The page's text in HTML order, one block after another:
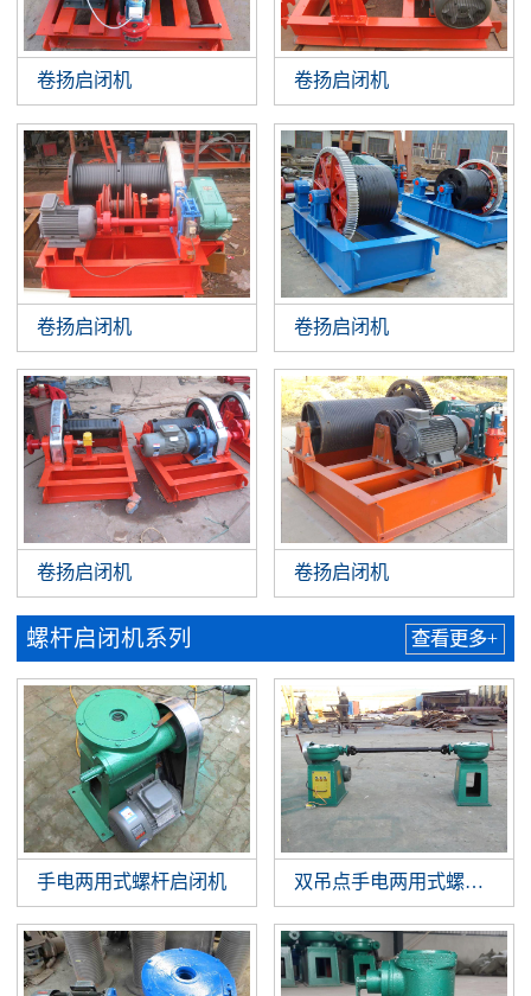
卷扬启闭机 卷扬启闭机
卷扬启闭机 卷扬启闭机
卷扬启闭机 卷扬启闭机
螺杆启闭机系列 查看更多+
手电两用式螺杆启闭机 双吊点手电两用式螺杆启闭